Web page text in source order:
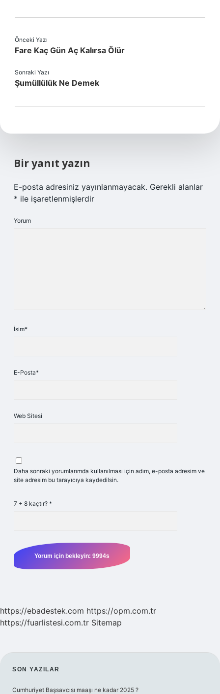
Önceki Yazı
Fare Kaç Gün Aç Kalırsa Ölür
Sonraki Yazı
Şumüllülük Ne Demek
Bir yanıt yazın
E-posta adresiniz yayınlanmayacak. Gerekli alanlar
* ile işaretlenmişlerdir
Yorum
İsim*
E-Posta*
Web Sitesi
Daha sonraki yorumlarımda kullanılması için adım, e-posta adresim ve
site adresim bu tarayıcıya kaydedilsin.
7 + 8 kaçtır? *
https://ebadestek.com https://opm.com.tr
https://fuarlistesi.com.tr Sitemap
SIDEBAR
SON YAZILAR
Cumhuriyet Başsavcısı maaşı ne kadar 2025 ?